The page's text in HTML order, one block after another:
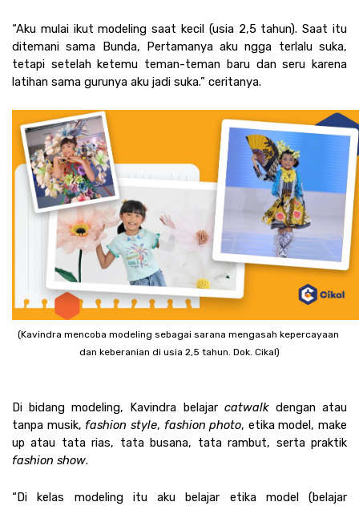
“Aku mulai ikut modeling saat kecil (usia 2,5 tahun). Saat itu
ditemani sama Bunda, Pertamanya aku ngga terlalu suka,
tetapi setelah ketemu teman-teman baru dan seru karena
latihan sama gurunya aku jadi suka.” ceritanya.
(Kavindra mencoba modeling sebagai sarana mengasah kepercayaan
dan keberanian di usia 2,5 tahun. Dok. Cikal)
Di bidang modeling, Kavindra belajar catwalk dengan atau
tanpa musik, fashion style, fashion photo, etika model, make
fashion show.
“Di kelas modeling itu aku belajar etika model (belajar